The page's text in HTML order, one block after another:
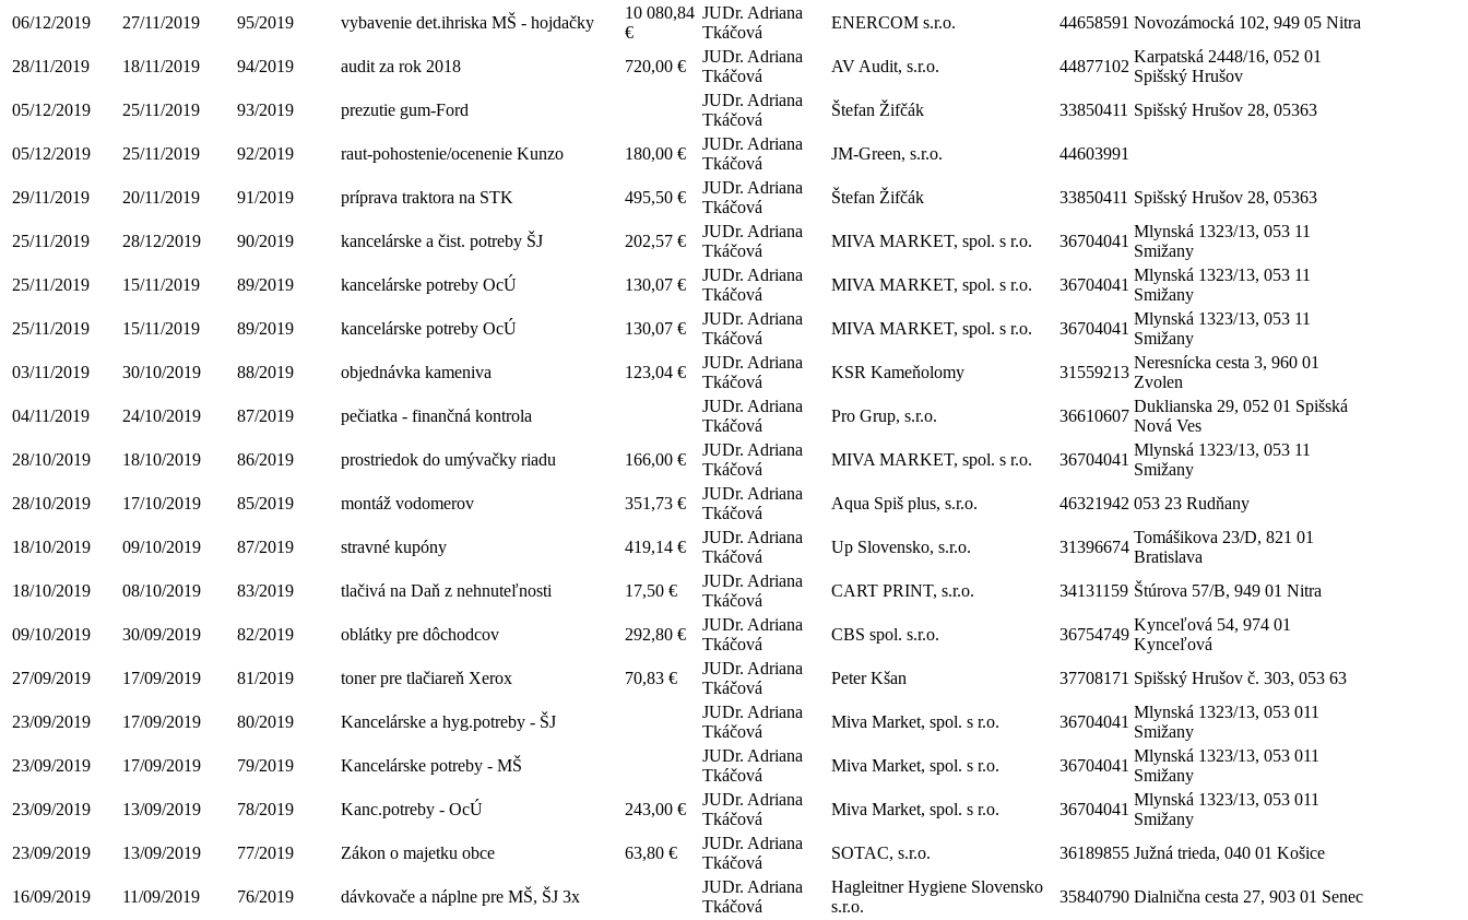
06/12/2019
27/11/2019 95/2019 vybavenie det.ihriska MŠ - hojdačky
10 080,84
€
JUDr. Adriana
Tkáčová
ENERCOM s.r.o. 44658591 Novozámocká 102, 949 05 Nitra
28/11/2019 18/11/2019 94/2019 audit za rok 2018 720,00 €
JUDr. Adriana
Tkáčová
AV Audit, s.r.o. 44877102
Karpatská 2448/16, 052 01
Spišský Hrušov
05/12/2019
25/11/2019 93/2019 prezutie gum-Ford
JUDr. Adriana
Tkáčová
Štefan Žifčák 33850411 Spišský Hrušov 28, 05363
05/12/2019 25/11/2019 92/2019 raut-pohostenie/ocenenie Kunzo 180,00 €
JUDr. Adriana
Tkáčová
JM-Green, s.r.o. 44603991
29/11/2019 20/11/2019 91/2019 príprava traktora na STK 495,50 €
JUDr. Adriana
Tkáčová
Štefan Žifčák 33850411 Spišský Hrušov 28, 05363
25/11/2019 28/12/2019 90/2019 kancelárske a čist. potreby ŠJ 202,57 €
JUDr. Adriana
Tkáčová
MIVA MARKET, spol. s r.o. 36704041
Mlynská 1323/13, 053 11
Smižany
25/11/2019
15/11/2019 89/2019 kancelárske potreby OcÚ 130,07 €
JUDr. Adriana
Tkáčová
MIVA MARKET, spol. s r.o. 36704041
Mlynská 1323/13, 053 11
Smižany
25/11/2019
15/11/2019 89/2019 kancelárske potreby OcÚ 130,07 €
JUDr. Adriana
Tkáčová
MIVA MARKET, spol. s r.o. 36704041
Mlynská 1323/13, 053 11
Smižany
03/11/2019
30/10/2019 88/2019 objednávka kameniva 123,04 €
JUDr. Adriana
Tkáčová
KSR Kameňolomy 31559213
Neresnícka cesta 3, 960 01
Zvolen
04/11/2019
24/10/2019 87/2019 pečiatka - finančná kontrola
JUDr. Adriana
Tkáčová
Pro Grup, s.r.o. 36610607
Duklianska 29, 052 01 Spišská
Nová Ves
28/10/2019
18/10/2019 86/2019 prostriedok do umývačky riadu 166,00 €
JUDr. Adriana
Tkáčová
MIVA MARKET, spol. s r.o. 36704041
Mlynská 1323/13, 053 11
Smižany
28/10/2019
17/10/2019 85/2019 montáž vodomerov 351,73 €
JUDr. Adriana
Tkáčová
Aqua Spiš plus, s.r.o. 46321942 053 23 Rudňany
18/10/2019 09/10/2019 87/2019 stravné kupóny 419,14 €
JUDr. Adriana
Tkáčová
Up Slovensko, s.r.o. 31396674
Tomášikova 23/D, 821 01
Bratislava
18/10/2019
08/10/2019 83/2019 tlačivá na Daň z nehnuteľnosti 17,50 €
JUDr. Adriana
Tkáčová
CART PRINT, s.r.o. 34131159 Štúrova 57/B, 949 01 Nitra
09/10/2019 30/09/2019 82/2019 oblátky pre dôchodcov 292,80 €
JUDr. Adriana
Tkáčová
CBS spol. s.r.o. 36754749
Kynceľová 54, 974 01
Kynceľová
27/09/2019
17/09/2019 81/2019 toner pre tlačiareň Xerox 70,83 €
JUDr. Adriana
Tkáčová
Peter Kšan 37708171 Spišský Hrušov č. 303, 053 63
23/09/2019 17/09/2019 80/2019 Kancelárske a hyg.potreby - ŠJ
JUDr. Adriana
Tkáčová
Miva Market, spol. s r.o. 36704041
Mlynská 1323/13, 053 011
Smižany
23/09/2019
17/09/2019 79/2019 Kancelárske potreby - MŠ
JUDr. Adriana
Tkáčová
Miva Market, spol. s r.o. 36704041
Mlynská 1323/13, 053 011
Smižany
23/09/2019
13/09/2019 78/2019 Kanc.potreby - OcÚ 243,00 €
JUDr. Adriana
Tkáčová
Miva Market, spol. s r.o. 36704041
Mlynská 1323/13, 053 011
Smižany
23/09/2019
13/09/2019 77/2019 Zákon o majetku obce 63,80 €
JUDr. Adriana
Tkáčová
SOTAC, s.r.o. 36189855 Južná trieda, 040 01 Košice
16/09/2019 11/09/2019 76/2019 dávkovače a náplne pre MŠ, ŠJ 3x
JUDr. Adriana
Tkáčová
Hagleitner Hygiene Slovensko
s.r.o.
35840790 Dialnična cesta 27, 903 01 Senec